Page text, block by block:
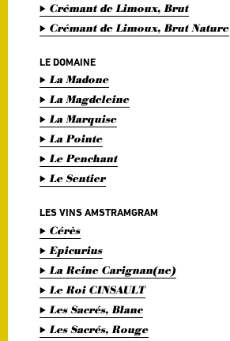
Crémant de Limoux, Brut
Crémant de Limoux, Brut Nature
LE DOMAINE
La Madone
La Magdeleine
La Marquise
La Pointe
Le Penchant
Le Sentier
LES VINS AMSTRAMGRAM
Cérès
Epicurius
La Reine Carignan(ne)
Le Roi CINSAULT
Les Sacrés, Blanc
Les Sacrés, Rouge